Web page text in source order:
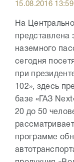
15.08.2016 13:59
На
представлена
наземного
сегодня
при
102», здесь
базе «ГАЗ
20 до 50
программе